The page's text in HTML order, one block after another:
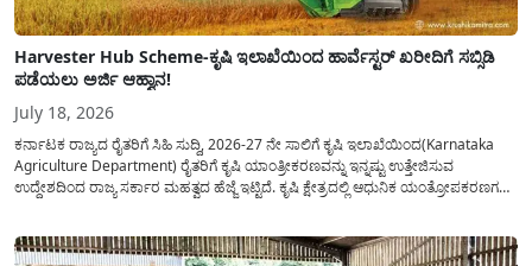
Harvester Hub Scheme-ಕೃಷಿ ಇಲಾಖೆಯಿಂದ ಹಾರ್ವೆಸ್ಟರ್ ಖರೀದಿಗೆ ಸಬ್ಸಿಡಿ
ಪಡೆಯಲು ಅರ್ಜಿ ಆಹ್ವಾನ!
July 18, 2026
ಕರ್ನಾಟಕ ರಾಜ್ಯದ ರೈತರಿಗೆ ಸಿಹಿ ಸುದ್ದಿ, 2026-27 ನೇ ಸಾಲಿಗೆ ಕೃಷಿ ಇಲಾಖೆಯಿಂದ(Karnataka
Agriculture Department) ರೈತರಿಗೆ ಕೃಷಿ ಯಾಂತ್ರೀಕರಣವನ್ನು ಇನ್ನಷ್ಟು ಉತ್ತೇಜಿಸುವ
ಉದ್ದೇಶದಿಂದ ರಾಜ್ಯ ಸರ್ಕಾರ ಮಹತ್ವದ ಹೆಜ್ಜೆ ಇಟ್ಟಿದೆ. ಕೃಷಿ ಕ್ಷೇತ್ರದಲ್ಲಿ ಆಧುನಿಕ ಯಂತ್ರೋಪಕರಣಗಳ